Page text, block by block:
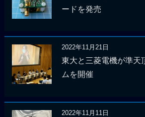
ードを発売
2022年11月21日
東大と三菱電機が準天
ムを開催
2022年11月11日